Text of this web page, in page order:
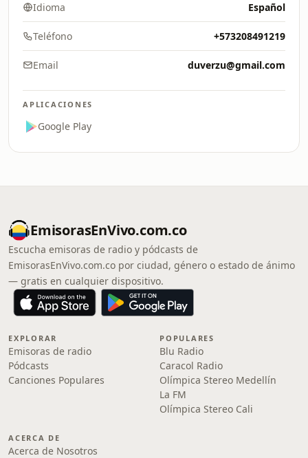
Idioma Español
Teléfono +573208491219
Email duverzu@gmail.com
APLICACIONES
Google Play
EmisorasEnVivo.com.co
Escucha emisoras de radio y pódcasts de
EmisorasEnVivo.com.co por ciudad, género o estado de ánimo
— gratis en cualquier dispositivo.
EXPLORAR
Emisoras de radio
Pódcasts
Canciones Populares
POPULARES
Blu Radio
Caracol Radio
Olímpica Stereo Medellín
La FM
Olímpica Stereo Cali
ACERCA DE
Acerca de Nosotros